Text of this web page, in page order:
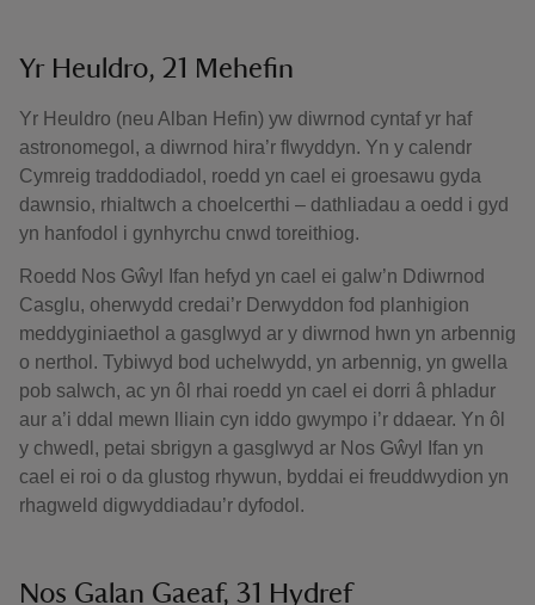
Yr Heuldro, 21 Mehefin
Yr Heuldro (neu Alban Hefin) yw diwrnod cyntaf yr haf
astronomegol, a diwrnod hira’r flwyddyn. Yn y calendr
Cymreig traddodiadol, roedd yn cael ei groesawu gyda
dawnsio, rhialtwch a choelcerthi – dathliadau a oedd i gyd
yn hanfodol i gynhyrchu cnwd toreithiog.
Roedd Nos Gŵyl Ifan hefyd yn cael ei galw’n Ddiwrnod
Casglu, oherwydd credai’r Derwyddon fod planhigion
meddyginiaethol a gasglwyd ar y diwrnod hwn yn arbennig
o nerthol. Tybiwyd bod uchelwydd, yn arbennig, yn gwella
pob salwch, ac yn ôl rhai roedd yn cael ei dorri â phladur
aur a’i ddal mewn lliain cyn iddo gwympo i’r ddaear. Yn ôl
y chwedl, petai sbrigyn a gasglwyd ar Nos Gŵyl Ifan yn
cael ei roi o da glustog rhywun, byddai ei freuddwydion yn
rhagweld digwyddiadau’r dyfodol.
Nos Galan Gaeaf, 31 Hydref